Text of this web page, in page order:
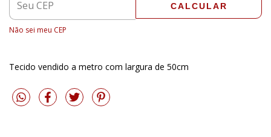
CALCULAR
Não sei meu CEP
Tecido vendido a metro com largura de 50cm